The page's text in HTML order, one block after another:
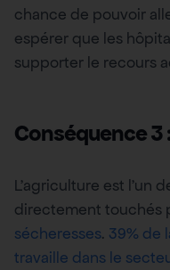
chance de pouvoir
espérer que les
supporter le recours
Conséquence 3
L’agriculture est l’un
directement touchés
sécheresses. 39% de
travaille dans le